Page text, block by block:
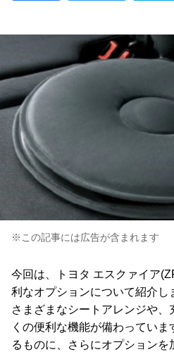
※この記事には広告が含まれます
今回は、トヨタ エスクァイア
利なオプションについて紹介し
さまざまなシートアレンジや
くの便利な機能が備わってい
るものに、さらにオプション